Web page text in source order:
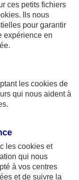
: - 4
- 75436
de
Vie sont
de
ces petits fichiers
. Ils nous
pour garantir
expérience en
les cookies de
qui nous aident à
les cookies et
qui nous
à vos centres
et de suivre la